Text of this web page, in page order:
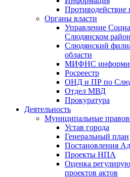
Противодействие
Органы власти
Управление
Слюдянском
Слюдянский
области
МИФНС
Росреестр
ОНД и ПР по
Отдел МВД
Прокуратура
Деятельность
Муниципальные
Устав города
Генеральный план
Постановления
Проекты НПА
Оценка
проектов актов